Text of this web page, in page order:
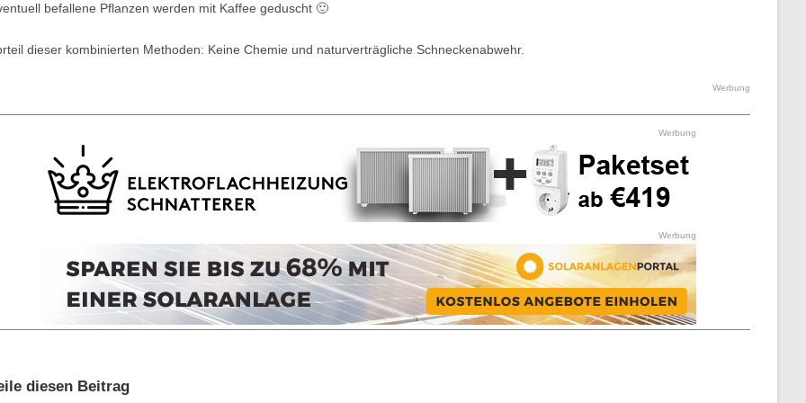
befallene Pflanzen werden mit Kaffee geduscht 🙂
dieser kombinierten Methoden: Keine Chemie und naturverträgliche Schneckenabwehr.
Werbung
Werbung
Werbung
diesen Beitrag